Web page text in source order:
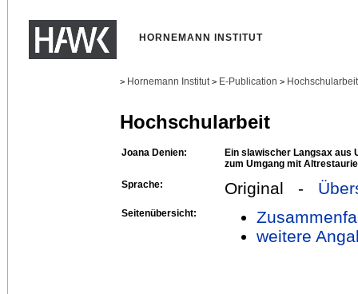
HORNEMANN INSTITUT
> Hornemann Institut > E-Publication >
Hochschularbeit
Joana Denien:
Ein slawischer Langsax aus
zum Umgang mit
Sprache:
Original -
Seitenübersicht:
weitere